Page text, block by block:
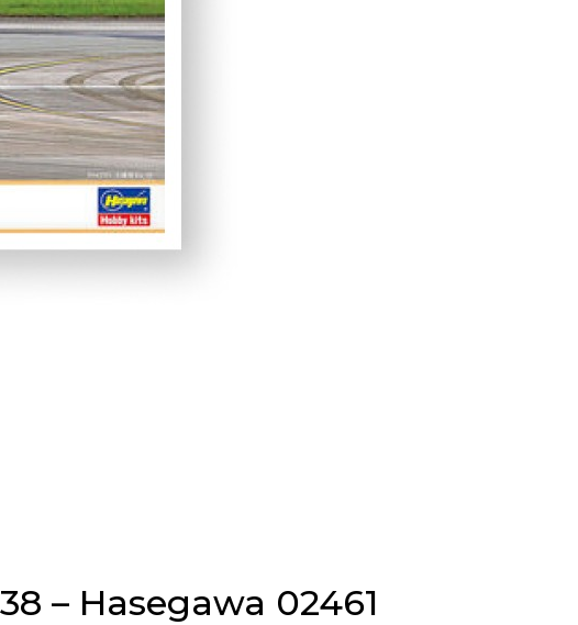
– Hasegawa 02461